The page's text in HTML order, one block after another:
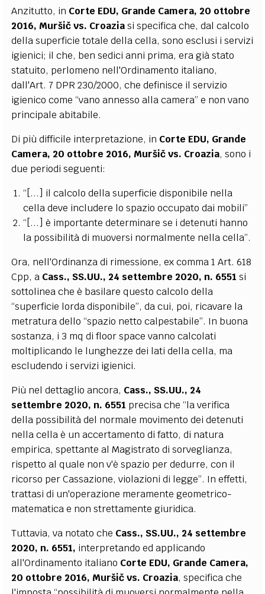
Anzitutto, in Corte EDU, Grande Camera, 20 ottobre
2016, Muršič vs. Croaziasi specifica che, dal calcolo
della superficie totale della cella, sono esclusi i servizi
igienici; il che, ben sedici anni prima, era già stato
statuito, perlomeno nell'Ordinamento italiano,
dall'Art. 7 DPR 230/2000, che definisce il servizio
igienico come “vano annesso alla camera” e non vano
principale abitabile.
Di più difficile interpretazione, in Corte EDU, Grande
Camera, 20 ottobre 2016, Muršič vs. Croazia, sono i
due periodi seguenti:
“[...] il calcolo della superficie disponibile nella
cella deve includere lo spazio occupato dai mobili”
“[...] è importante determinare se i detenuti hanno
la possibilità di muoversi normalmente nella cella”.
Ora, nell'Ordinanza di rimessione, ex comma 1 Art. 618
Cpp, a Cass., SS.UU., 24 settembre 2020, n. 6551si
sottolinea che è basilare questo calcolo della
“superficie lorda disponibile”, da cui, poi, ricavare la
metratura dello “spazio netto calpestabile”. In buona
sostanza, i 3 mq di floor space vanno calcolati
moltiplicando le lunghezze dei lati della cella, ma
escludendo i servizi igienici.
Più nel dettaglio ancora, Cass., SS.UU., 24
settembre 2020, n. 6551 precisa che “la verifica
della possibilità del normale movimento dei detenuti
nella cella è un accertamento di fatto, di natura
empirica, spettante al Magistrato di sorveglianza,
rispetto al quale non v'è spazio per dedurre, con il
ricorso per Cassazione, violazioni di legge”. In effetti,
trattasi di un'operazione meramente geometrico-
matematica e non strettamente giuridica.
Tuttavia, va notato che Cass., SS.UU., 24 settembre
2020, n. 6551, interpretando ed applicando
all'Ordinamento italiano Corte EDU, Grande Camera,
20 ottobre 2016, Muršič vs. Croazia, specifica che